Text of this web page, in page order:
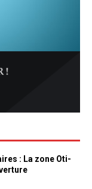
: La zone Oti-